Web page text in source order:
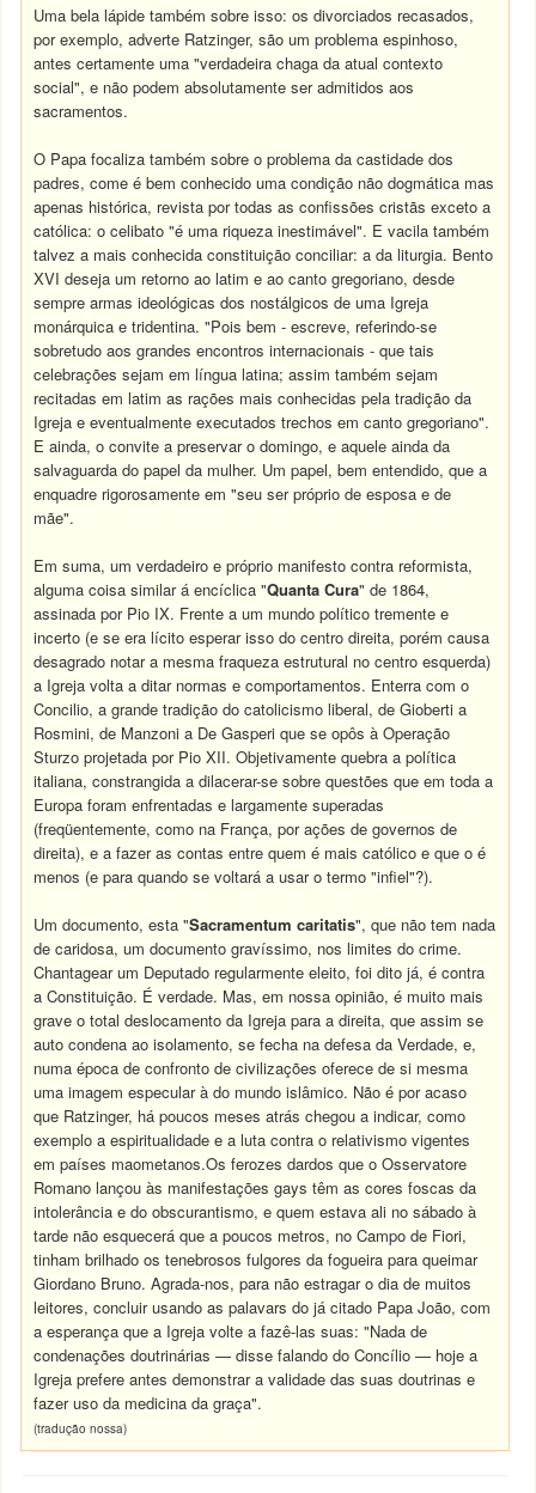
Uma bela lápide também sobre isso: os divorciados recasados,
por exemplo, adverte Ratzinger, são um problema espinhoso,
antes certamente uma "verdadeira chaga da atual contexto
social", e não podem absolutamente ser admitidos aos
sacramentos.
O Papa focaliza também sobre o problema da castidade dos
padres, come é bem conhecido uma condição não dogmática mas
apenas histórica, revista por todas as confissões cristãs exceto a
católica: o celibato "é uma riqueza inestimável". E vacila também
talvez a mais conhecida constituição conciliar: a da liturgia. Bento
XVI deseja um retorno ao latim e ao canto gregoriano, desde
sempre armas ideológicas dos nostálgicos de uma Igreja
monárquica e tridentina. "Pois bem - escreve, referindo-se
sobretudo aos grandes encontros internacionais - que tais
celebrações sejam em língua latina; assim também sejam
recitadas em latim as rações mais conhecidas pela tradição da
Igreja e eventualmente executados trechos em canto gregoriano".
E ainda, o convite a preservar o domingo, e aquele ainda da
salvaguarda do papel da mulher. Um papel, bem entendido, que a
enquadre rigorosamente em "seu ser próprio de esposa e de
mãe".
Em suma, um verdadeiro e próprio manifesto contra reformista,
alguma coisa similar á encíclica "Quanta Cura" de 1864,
assinada por Pio IX. Frente a um mundo político tremente e
incerto (e se era lícito esperar isso do centro direita, porém causa
desagrado notar a mesma fraqueza estrutural no centro esquerda)
a Igreja volta a ditar normas e comportamentos. Enterra com o
Concilio, a grande tradição do catolicismo liberal, de Gioberti a
Rosmini, de Manzoni a De Gasperi que se opôs à Operação
Sturzo projetada por Pio XII. Objetivamente quebra a política
italiana, constrangida a dilacerar-se sobre questões que em toda a
Europa foram enfrentadas e largamente superadas
(freqüentemente, como na França, por ações de governos de
direita), e a fazer as contas entre quem é mais católico e que o é
menos (e para quando se voltará a usar o termo "infiel"?).
Um documento, esta "Sacramentum caritatis", que não tem nada
de caridosa, um documento gravíssimo, nos limites do crime.
Chantagear um Deputado regularmente eleito, foi dito já, é contra
a Constituição. É verdade. Mas, em nossa opinião, é muito mais
grave o total deslocamento da Igreja para a direita, que assim se
auto condena ao isolamento, se fecha na defesa da Verdade, e,
numa época de confronto de civilizações oferece de si mesma
uma imagem especular à do mundo islâmico. Não é por acaso
que Ratzinger, há poucos meses atrás chegou a indicar, como
exemplo a espiritualidade e a luta contra o relativismo vigentes
em países maometanos.Os ferozes dardos que o Osservatore
Romano lançou às manifestações gays têm as cores foscas da
intolerância e do obscurantismo, e quem estava ali no sábado à
tarde não esquecerá que a poucos metros, no Campo de Fiori,
tinham brilhado os tenebrosos fulgores da fogueira para queimar
Giordano Bruno. Agrada-nos, para não estragar o dia de muitos
leitores, concluir usando as palavars do já citado Papa João, com
a esperança que a Igreja volte a fazê-las suas: "Nada de
condenações doutrinárias — disse falando do Concílio — hoje a
Igreja prefere antes demonstrar a validade das suas doutrinas e
fazer uso da medicina da graça".
(tradução nossa)